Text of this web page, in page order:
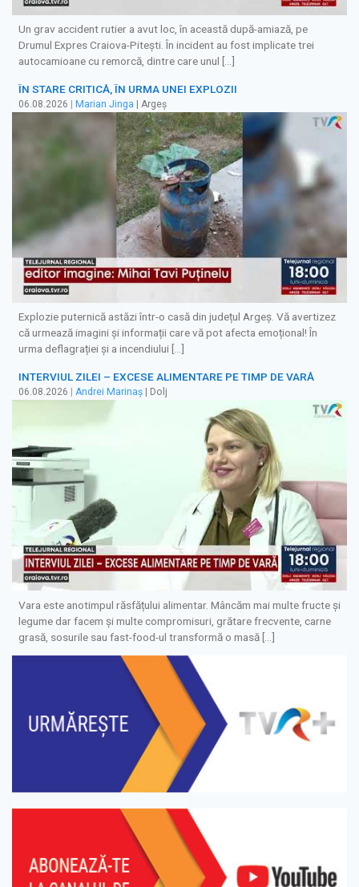
Un grav accident rutier a avut loc, în această după-amiază, pe
Drumul Expres Craiova-Pitești. În incident au fost implicate trei
autocamioane cu remorcă, dintre care unul […]
ÎN STARE CRITICĂ, ÎN URMA UNEI EXPLOZII
06.08.2026 | Marian Jinga | Argeș
Explozie puternică astăzi într-o casă din județul Argeș. Vă avertizez
că urmează imagini și informații care vă pot afecta emoțional! În
urma deflagrației și a incendiului […]
INTERVIUL ZILEI – EXCESE ALIMENTARE PE TIMP DE VARĂ
06.08.2026 Andrei Marinaș | Dolj
Vara este anotimpul răsfățului alimentar. Mâncăm mai multe fructe și
legume dar facem și multe compromisuri, grătare frecvente, carne
grasă, sosurile sau fast-food-ul transformă o masă […]